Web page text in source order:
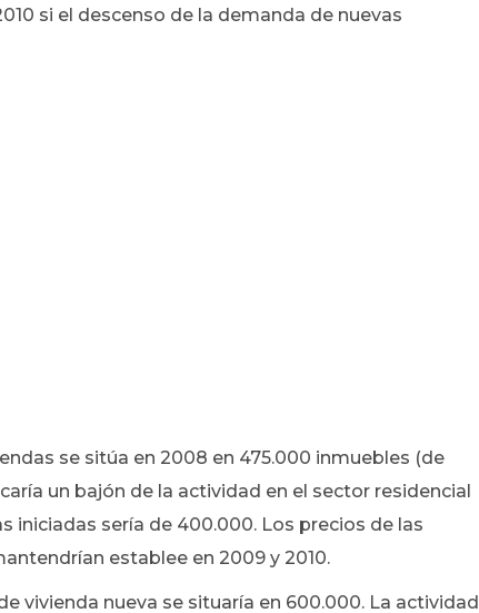
si el descenso de la demanda de nuevas
se sitúa en 2008 en 475.000 inmuebles (de
un bajón de la actividad en el sector residencial
iniciadas sería de 400.000. Los precios de las
establee en 2009 y 2010.
vivienda nueva se situaría en 600.000. La actividad